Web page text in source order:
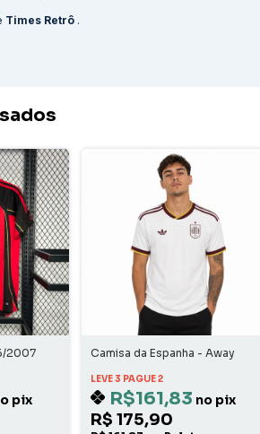
Times Retrô .
2007
pix
Camisa da Espanha - Away
LEVE 3 PAGUE 2
R$161,83 no pix
R$ 175,90